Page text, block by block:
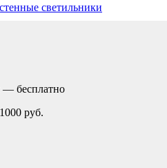
светильники
— бесплатно
руб.